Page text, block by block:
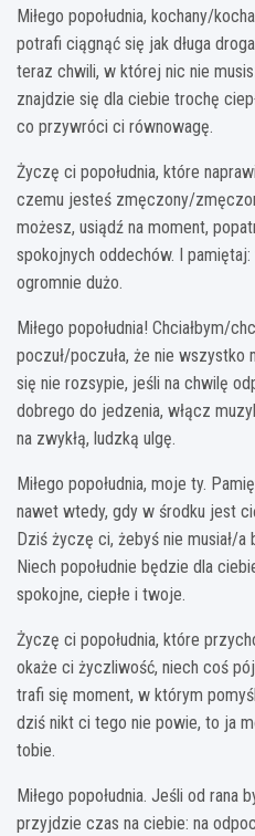
Miłego popołudnia, kochany/
potrafi ciągnąć się jak długa
teraz chwili, w której nic nie
znajdzie się dla ciebie trochę
co przywróci ci równowagę.
Życzę ci popołudnia, które
czemu jesteś zmęczony/
możesz, usiądź na moment,
spokojnych oddechów. I
ogromnie dużo.
Miłego popołudnia! Chciałbym/
poczuł/poczuła, że nie wszystko
się nie rozsypie, jeśli na chwilę
dobrego do jedzenia, włącz
na zwykłą, ludzką ulgę.
Miłego popołudnia, moje ty.
nawet wtedy, gdy w środku jest
Dziś życzę ci, żebyś nie musiał/
Niech popołudnie będzie dla
spokojne, ciepłe i twoje.
Życzę ci popołudnia, które
okaże ci życzliwość, niech coś
trafi się moment, w którym
dziś nikt ci tego nie powie, to ja
tobie.
Miłego popołudnia. Jeśli od rana
przyjdzie czas na ciebie: na